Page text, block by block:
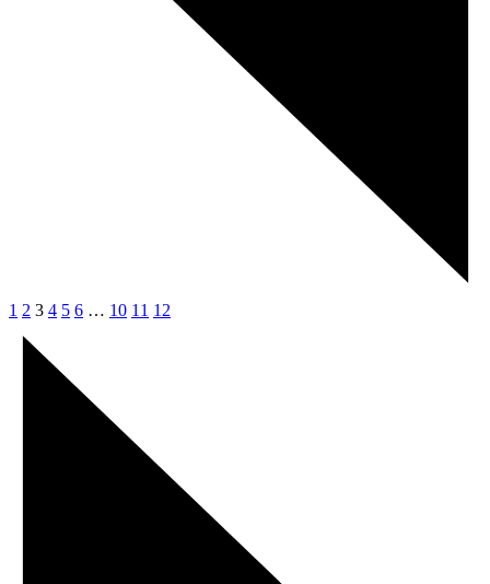
1 2 3 4 5 6 … 10 11 12